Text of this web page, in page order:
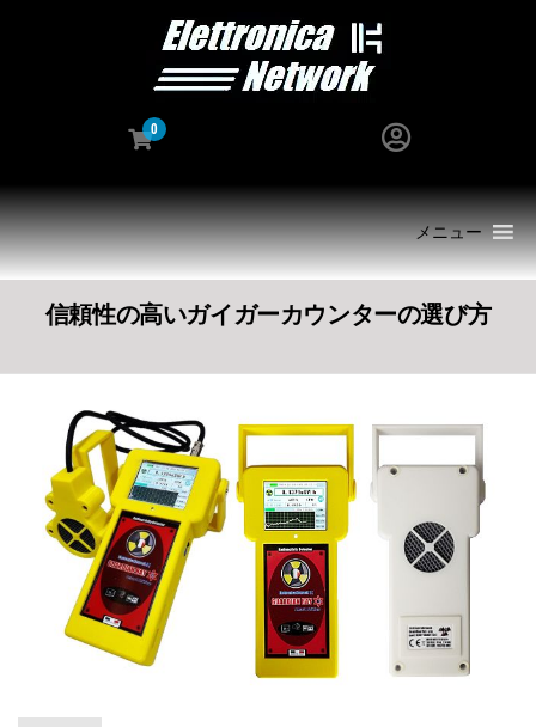
0
メニュー
信頼性の高いガイガーカウンターの選び方